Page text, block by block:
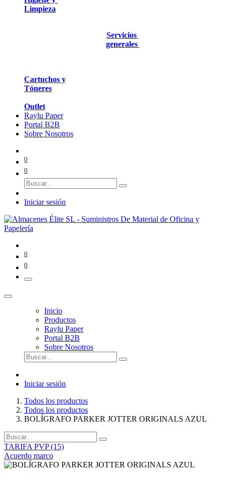
Limpieza
Servicios
generales
Cartuchos y
Tóneres
Outlet
Raylu Paper
Portal B2B
Sobre Nosotros
0
0
Iniciar sesión
0
0
Inicio
Productos
Raylu Paper
Portal B2B
Sobre Nosotros
Iniciar sesión
Todos los productos
Todos los productos
BOLÍGRAFO PARKER JOTTER ORIGINALS AZUL
TARIFA PVP (15)
Acuerdo marco